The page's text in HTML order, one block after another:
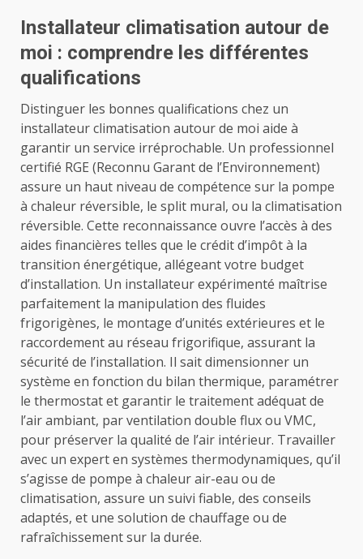
Installateur climatisation autour de
moi : comprendre les différentes
qualifications
Distinguer les bonnes qualifications chez un
installateur climatisation autour de moi aide à
garantir un service irréprochable. Un professionnel
certifié RGE (Reconnu Garant de l’Environnement)
assure un haut niveau de compétence sur la pompe
à chaleur réversible, le split mural, ou la climatisation
réversible. Cette reconnaissance ouvre l’accès à des
aides financières telles que le crédit d’impôt à la
transition énergétique, allégeant votre budget
d’installation. Un installateur expérimenté maîtrise
parfaitement la manipulation des fluides
frigorigènes, le montage d’unités extérieures et le
raccordement au réseau frigorifique, assurant la
sécurité de l’installation. Il sait dimensionner un
système en fonction du bilan thermique, paramétrer
le thermostat et garantir le traitement adéquat de
l’air ambiant, par ventilation double flux ou VMC,
pour préserver la qualité de l’air intérieur. Travailler
avec un expert en systèmes thermodynamiques, qu’il
s’agisse de pompe à chaleur air-eau ou de
climatisation, assure un suivi fiable, des conseils
adaptés, et une solution de chauffage ou de
rafraîchissement sur la durée.